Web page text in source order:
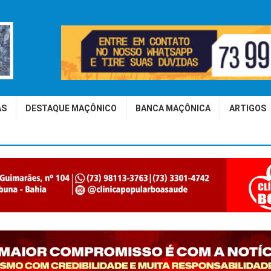
DESTAQUE MAÇÔNICO BANCA MAÇÔNICA ARTIGOS